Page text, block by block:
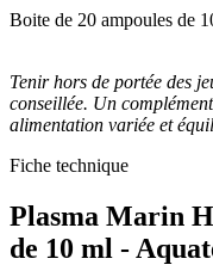
Boite de 20 ampoules de
Tenir hors de portée des
conseillée. Un
alimentation variée et
Fiche technique
Plasma Marin
de 10 ml -